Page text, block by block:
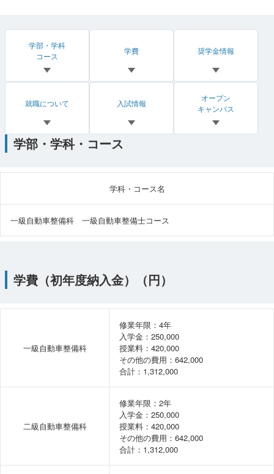
学部・学科
コース
学費 奨学金情報
就職について 入試情報
オープン
キャンパス
学部・学科・コース
学科・コース名
一級自動車整備科 一級自動車整備士コース
学費（初年度納入金）（円）
一級自動車整備科
修業年限：4年
入学金：250,000
授業料：420,000
その他の費用：642,000
合計：1,312,000
二級自動車整備科
修業年限：2年
入学金：250,000
授業料：420,000
その他の費用：642,000
合計：1,312,000